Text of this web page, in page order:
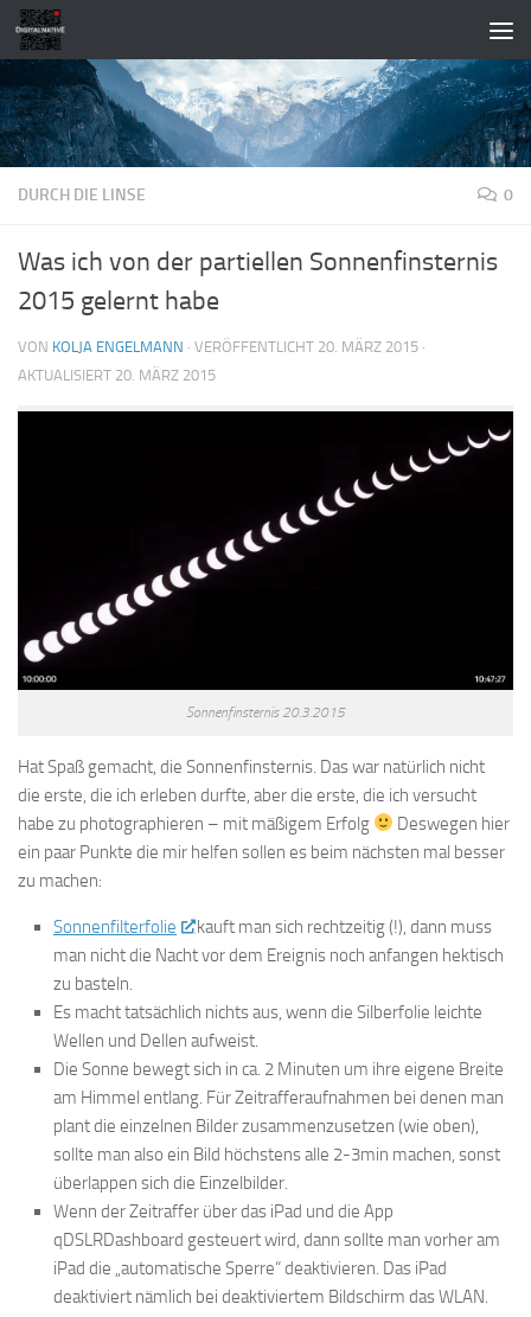
Zum Inhalt springen
DURCH DIE LINSE 0
Was ich von der partiellen Sonnenfinsternis
2015 gelernt habe
VON KOLJA ENGELMANN · VERÖFFENTLICHT 20. MÄRZ 2015 ·
AKTUALISIERT 20. MÄRZ 2015
Sonnenfinsternis 20.3.2015
Hat Spaß gemacht, die Sonnenfinsternis. Das war natürlich nicht
die erste, die ich erleben durfte, aber die erste, die ich versucht
habe zu photographieren – mit mäßigem Erfolg
Deswegen hier
ein paar Punkte die mir helfen sollen es beim nächsten mal besser
zu machen:
Sonnenfilterfolie
kauft man sich rechtzeitig (!), dann muss
man nicht die Nacht vor dem Ereignis noch anfangen hektisch
zu basteln.
Es macht tatsächlich nichts aus, wenn die Silberfolie leichte
Wellen und Dellen aufweist.
Die Sonne bewegt sich in ca. 2 Minuten um ihre eigene Breite
am Himmel entlang. Für Zeitrafferaufnahmen bei denen man
plant die einzelnen Bilder zusammenzusetzen (wie oben),
sollte man also ein Bild höchstens alle 2-3min machen, sonst
überlappen sich die Einzelbilder.
Wenn der Zeitraffer über das iPad und die App
qDSLRDashboard gesteuert wird, dann sollte man vorher am
iPad die „automatische Sperre“ deaktivieren. Das iPad
deaktiviert nämlich bei deaktiviertem Bildschirm das WLAN.